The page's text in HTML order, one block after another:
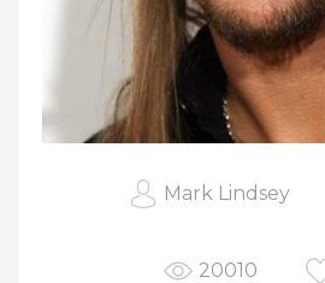
Mark Lindsey
20010